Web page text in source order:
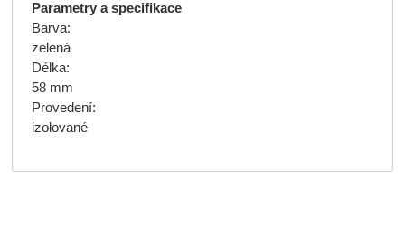
Parametry a specifikace
Barva:
zelená
Délka:
58 mm
Provedení:
izolované